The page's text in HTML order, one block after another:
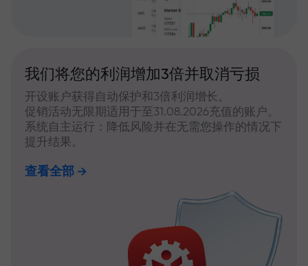
我们将您的利润增加3倍并取消亏损
开设账户获得自动保护和3倍利润增长。
促销活动无限期适用于至31.08.2026充值的账户。
系统自主运行：降低风险并在无需您操作的情况下
提升结果。
查看全部